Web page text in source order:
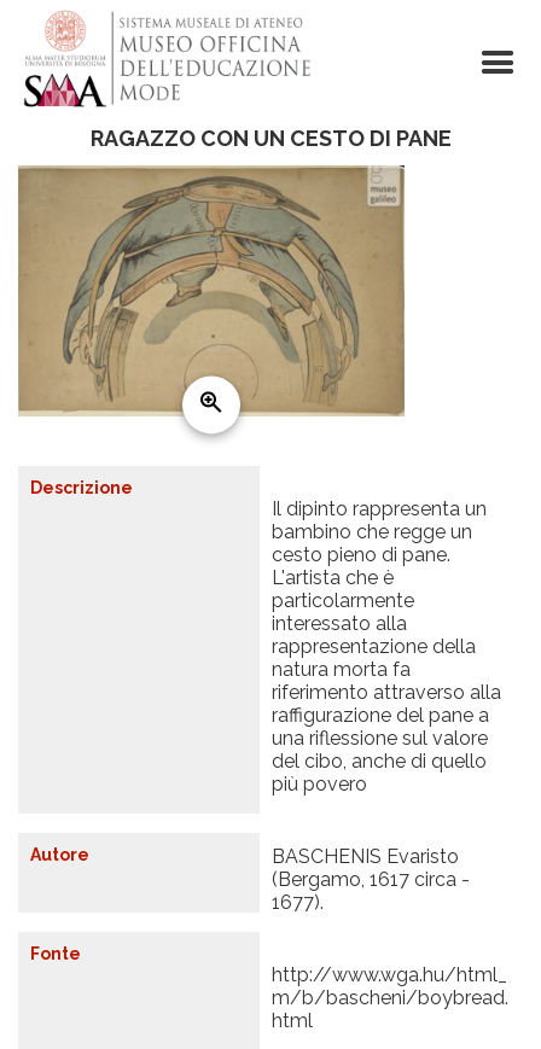
main
content
RAGAZZO CON UN CESTO DI PANE
Descrizione
Il dipinto rappresenta un
bambino che regge un
cesto pieno di pane.
L'artista che è
particolarmente
interessato alla
rappresentazione della
natura morta fa
riferimento attraverso alla
raffigurazione del pane a
una riflessione sul valore
del cibo, anche di quello
più povero
Autore
BASCHENIS Evaristo
(Bergamo, 1617 circa -
1677).
Fonte
http://www.wga.hu/html_
m/b/bascheni/boybread.
html